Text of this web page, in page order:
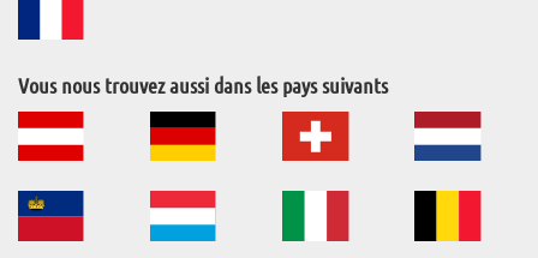
Vous nous trouvez aussi dans les pays suivants